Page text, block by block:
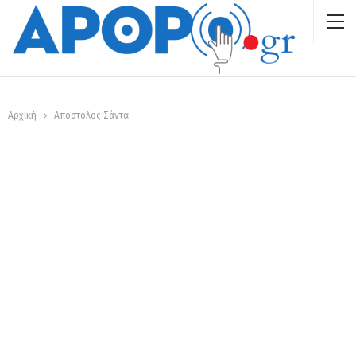
Αρχική Απόστολος Σάντα